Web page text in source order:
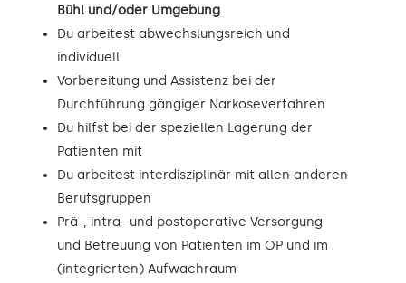
Bühl und/oder Umgebung.
Du arbeitest abwechslungsreich und
individuell
Vorbereitung und Assistenz bei der
Durchführung gängiger Narkoseverfahren
Du hilfst bei der speziellen Lagerung der
Patienten mit
Du arbeitest interdisziplinär mit allen anderen
Berufsgruppen
Prä-, intra- und postoperative Versorgung
und Betreuung von Patienten im OP und im
(integrierten) Aufwachraum